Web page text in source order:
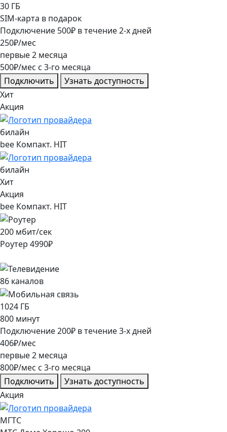
30 ГБ
SIM-карта в подарок
Подключение 500₽ в течение2-х дней
250₽/мес
первые2 месяца
500₽/мес c 3-го месяца
Подключить
Узнать доступность
Хит
Акция
билайн
bee Компакт. HIT
билайн
Хит
Акция
bee Компакт. HIT
200 мбит/сек
Роутер 4990₽
86 каналов
1024 ГБ
800 минут
Подключение200₽ в течение3-х дней
406₽/мес
первые2 месяца
800₽/мес c 3-го месяца
Подключить
Узнать доступность
Акция
МГТС